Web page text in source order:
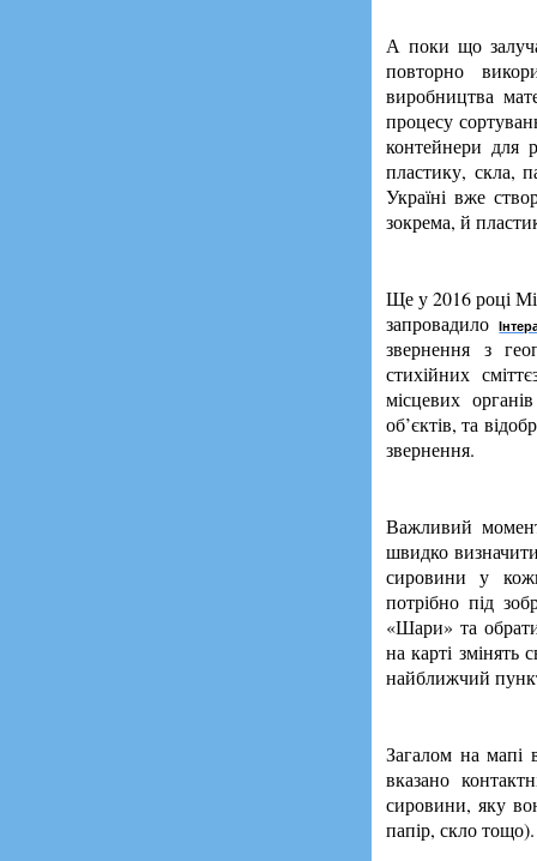
А поки що
повторно
виробництва
процесу
контейнери для
пластику, скла,
Україні вже
зокрема, й
Ще у 2016 році
запровадило
звернення з
стихійних
місцевих
об’єктів, та
звернення.
Важливий
швидко
сировини у
потрібно під
«Шари» та
на карті змінять
найближчий
Загалом на мапі
вказано
сировини, яку
папір, скло тощо).